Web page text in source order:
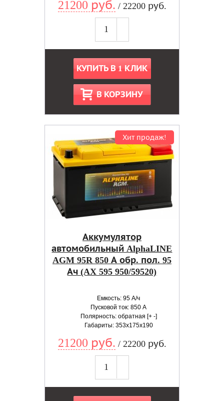
21200 руб. / 22200 руб.
КУПИТЬ В 1 КЛИК
В КОРЗИНУ
Хит продаж!
Аккумулятор
автомобильный AlphaLINE
AGM 95R 850 А обр. пол. 95
Ач (AX 595 950/59520)
Емкость: 95 А/ч
Пусковой ток: 850 А
Полярность: обратная [+ -]
Габариты: 353x175x190
21200 руб. / 22200 руб.